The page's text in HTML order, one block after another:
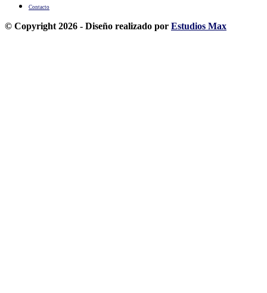
Contacto
© Copyright 2026 - Diseño realizado por Estudios Max